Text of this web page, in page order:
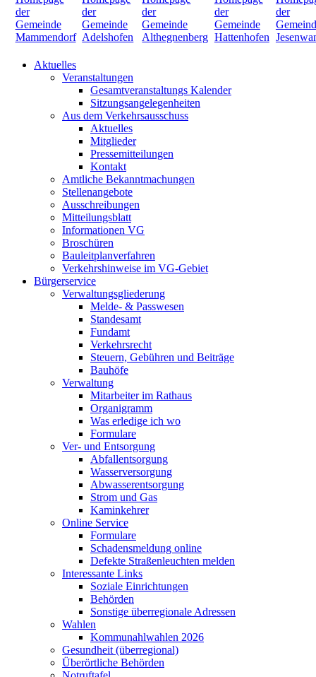
Aktuelles
Veranstaltungen
Gesamtveranstaltungs Kalender
Sitzungsangelegenheiten
Aus dem Verkehrsausschuss
Aktuelles
Mitglieder
Pressemitteilungen
Kontakt
Amtliche Bekanntmachungen
Stellenangebote
Ausschreibungen
Mitteilungsblatt
Informationen VG
Broschüren
Bauleitplanverfahren
Verkehrshinweise im VG-Gebiet
Bürgerservice
Verwaltungsgliederung
Melde- & Passwesen
Standesamt
Fundamt
Verkehrsrecht
Steuern, Gebühren und Beiträge
Bauhöfe
Verwaltung
Mitarbeiter im Rathaus
Organigramm
Was erledige ich wo
Formulare
Ver- und Entsorgung
Abfallentsorgung
Wasserversorgung
Abwasserentsorgung
Strom und Gas
Kaminkehrer
Online Service
Formulare
Schadensmeldung online
Defekte Straßenleuchten melden
Interessante Links
Soziale Einrichtungen
Behörden
Sonstige überregionale Adressen
Wahlen
Kommunahlwahlen 2026
Gesundheit (überregional)
Überörtliche Behörden